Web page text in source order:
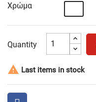
Χρώμα
Quantity
 Last items in stock